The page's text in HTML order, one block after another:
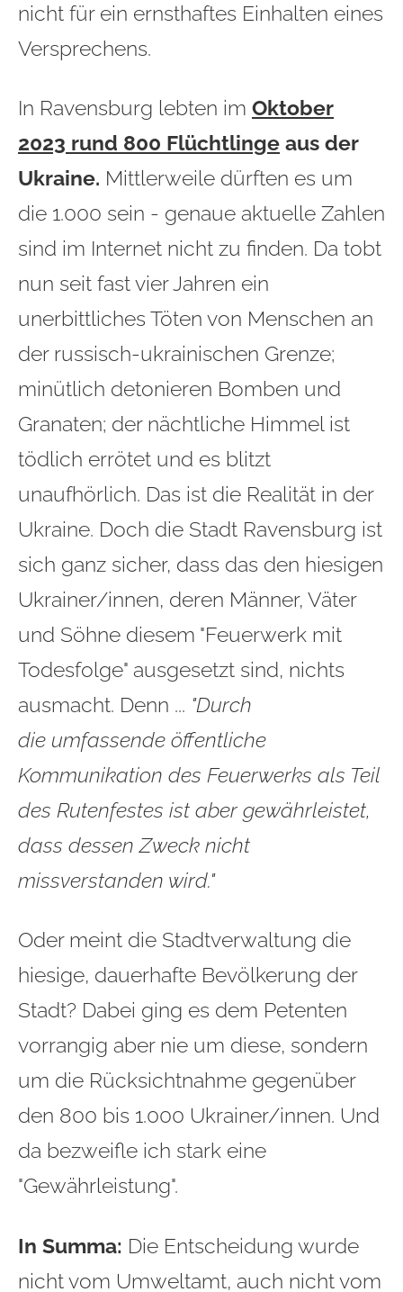
nicht für ein ernsthaftes Einhalten eines
Versprechens.
In Ravensburg lebten im Oktober
2023 rund 800 Flüchtlinge aus der
Ukraine. Mittlerweile dürften es um
die 1.000 sein - genaue aktuelle Zahlen
sind im Internet nicht zu finden. Da tobt
nun seit fast vier Jahren ein
unerbittliches Töten von Menschen an
der russisch-ukrainischen Grenze;
minütlich detonieren Bomben und
Granaten; der nächtliche Himmel ist
tödlich errötet und es blitzt
unaufhörlich. Das ist die Realität in der
Ukraine. Doch die Stadt Ravensburg ist
sich ganz sicher, dass das den hiesigen
Ukrainer/innen, deren Männer, Väter
und Söhne diesem "Feuerwerk mit
Todesfolge" ausgesetzt sind, nichts
ausmacht. Denn ... "Durch
die umfassende öffentliche
Kommunikation des Feuerwerks als Teil
des Rutenfestes ist aber gewährleistet,
dass dessen Zweck nicht
missverstanden wird."
Oder meint die Stadtverwaltung die
hiesige, dauerhafte Bevölkerung der
Stadt? Dabei ging es dem Petenten
vorrangig aber nie um diese, sondern
um die Rücksichtnahme gegenüber
den 800 bis 1.000 Ukrainer/innen. Und
da bezweifle ich stark eine
"Gewährleistung".
In Summa: Die Entscheidung wurde
nicht vom Umweltamt, auch nicht vom